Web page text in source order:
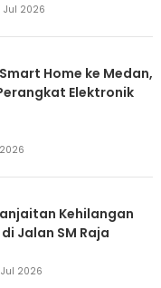
Jul 2026
Home ke Medan,
Elektronik
Kehilangan
Jalan SM Raja
Jul 2026